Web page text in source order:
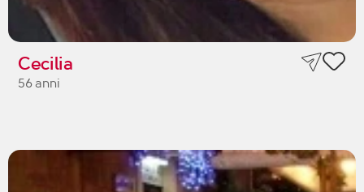
Cecilia
56 anni